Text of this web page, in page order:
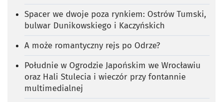
Spacer we dwoje poza rynkiem: Ostrów Tumski,
bulwar Dunikowskiego i Kaczyńskich
A może romantyczny rejs po Odrze?
Południe w Ogrodzie Japońskim we Wrocławiu
oraz Hali Stulecia i wieczór przy fontannie
multimedialnej